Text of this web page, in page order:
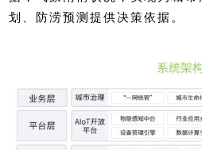
划、防涝预测提供决策依据。